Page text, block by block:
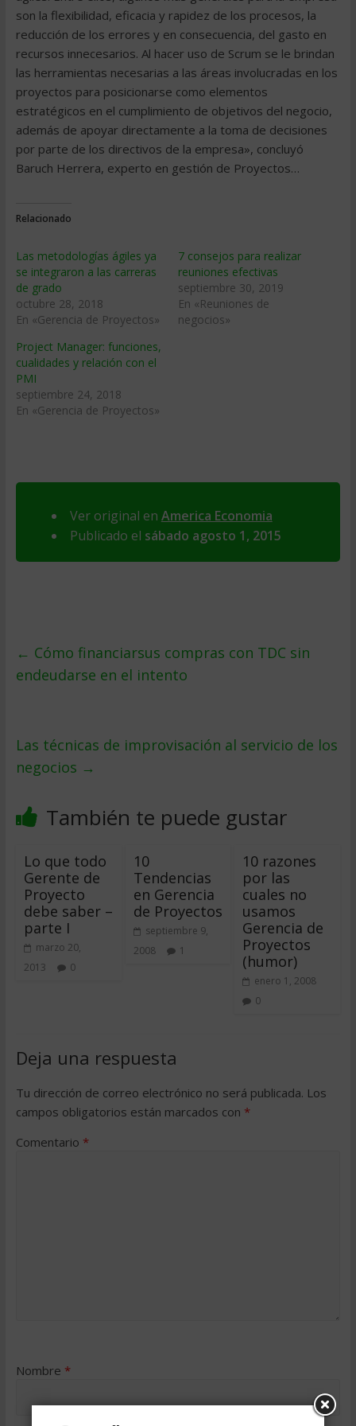
son la flexibilidad, eficacia y rapidez de los procesos, la
reducción de los errores y en consecuencia, del gasto en
recursos innecesarios. Al hacer uso de Scrum se le brindan
las herramientas necesarias a las áreas involucradas en los
proyectos para posicionarse como elementos
estratégicos en el cumplimiento de objetivos del negocio,
además de apoyar directamente a la toma de decisiones
por parte de los directivos de la empresa», concluyó
Baruch Herrera, experto en gestión de Proyectos…
Relacionado
Las metodologías ágiles ya
se integraron a las carreras
de grado
octubre 28, 2018
En «Gerencia de Proyectos»
7 consejos para realizar
reuniones efectivas
septiembre 30, 2019
En «Reuniones de
negocios»
Project Manager: funciones,
cualidades y relación con el
PMI
septiembre 24, 2018
En «Gerencia de Proyectos»
Ver original en America Economia
Publicado el sábado agosto 1, 2015
← Cómo financiarsus compras con TDC sin
endeudarse en el intento
Las técnicas de improvisación al servicio de los
negocios →
También te puede gustar
Lo que todo
Gerente de
Proyecto
debe saber –
parte I
marzo 20,
2013
0
10
Tendencias
en Gerencia
de Proyectos
septiembre 9,
2008
1
10 razones
por las
cuales no
usamos
Gerencia de
Proyectos
(humor)
enero 1, 2008
0
Deja una respuesta
Tu dirección de correo electrónico no será publicada. Los
campos obligatorios están marcados con *
Comentario *
Nombre *